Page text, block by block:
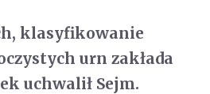
klasyfikowanie
urn zakłada
uchwalił Sejm.